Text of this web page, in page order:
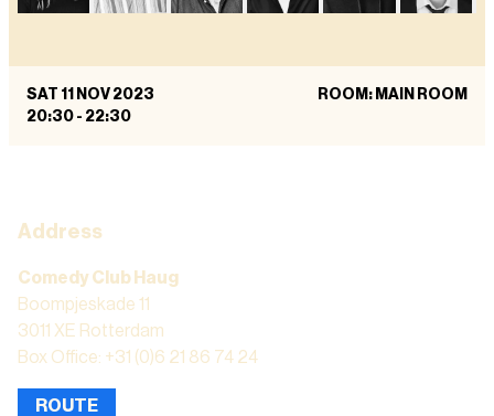
SAT 11 NOV 2023
20:30 - 22:30
ROOM: MAIN ROOM
Address
Comedy Club Haug
Boompjeskade 11
3011 XE Rotterdam
Box Office: +31 (0)6 21 86 74 24
ROUTE